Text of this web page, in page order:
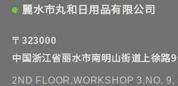
麗水市丸和日用品有限公司
〒323000
中国浙江省丽水市南明山街道上徐路
2ND FLOOR,WORKSHOP 3,NO. 9,